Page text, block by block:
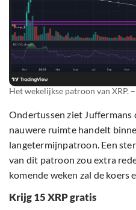
Het wekelijkse patroon van XRP.
Ondertussen ziet Juffermans
nauwere ruimte handelt
langetermijnpatroon. Een
van dit patroon zou extra
komende weken zal de koers
Krijg 15 XRP gratis